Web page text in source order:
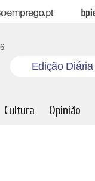
Edição Diária
Cultura Opinião